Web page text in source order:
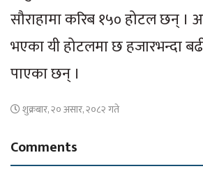
सौराहामा करिब १५० होटल छन् ।
भएका यी होटलमा छ हजारभन्दा
पाएका छन् ।
शुक्रबार, २० असार, २०८२ गते
Comments